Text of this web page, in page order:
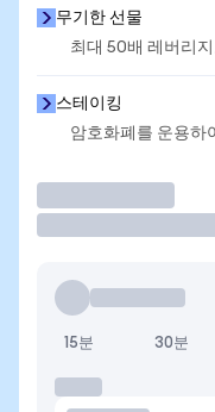
무기한 선물
최대 50배 레버리
스테이킹
암호화폐를 운용하
15분 30분